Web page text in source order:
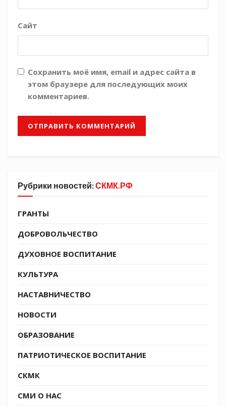
родителей с торжественным днем и вручил
первоклассникам охранные грамоты.
Сайт
Сохранить моё имя, email и адрес сайта в
этом браузере для последующих моих
комментариев.
Рубрики новостей:СКМК.РФ
ГРАНТЫ
ДОБРОВОЛЬЧЕСТВО
ДУХОВНОЕ ВОСПИТАНИЕ
КУЛЬТУРА
НАСТАВНИЧЕСТВО
НОВОСТИ
ОБРАЗОВАНИЕ
ПАТРИОТИЧЕСКОЕ ВОСПИТАНИЕ
СКМК
СМИ О НАС